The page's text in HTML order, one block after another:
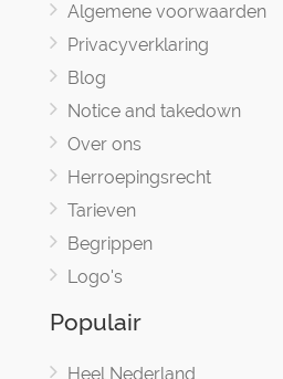
Algemene voorwaarden
Privacyverklaring
Blog
Notice and takedown
Over ons
Herroepingsrecht
Tarieven
Begrippen
Logo's
Populair
Heel Nederland